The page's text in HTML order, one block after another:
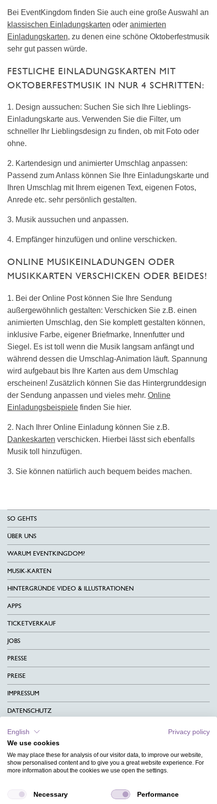
Bei EventKingdom finden Sie auch eine große Auswahl an
klassischen Einladungskarten oder animierten
Einladungskarten, zu denen eine schöne Oktoberfestmusik
sehr gut passen würde.
FESTLICHE EINLADUNGSKARTEN MIT
OKTOBERFESTMUSIK IN NUR 4 SCHRITTEN:
1. Design aussuchen: Suchen Sie sich Ihre Lieblings-
Einladungskarte aus. Verwenden Sie die Filter, um
schneller Ihr Lieblingsdesign zu finden, ob mit Foto oder
ohne.
2. Kartendesign und animierter Umschlag anpassen:
Passend zum Anlass können Sie Ihre Einladungskarte und
Ihren Umschlag mit Ihrem eigenen Text, eigenen Fotos,
Anrede etc. sehr persönlich gestalten.
3. Musik aussuchen und anpassen.
4. Empfänger hinzufügen und online verschicken.
ONLINE MUSIKEINLADUNGEN ODER
MUSIKKARTEN VERSCHICKEN ODER BEIDES!
1. Bei der Online Post können Sie Ihre Sendung
außergewöhnlich gestalten: Verschicken Sie z.B. einen
animierten Umschlag, den Sie komplett gestalten können,
inklusive Farbe, eigener Briefmarke, Innenfutter und
Siegel. Es ist toll wenn die Musik langsam anfängt und
während dessen die Umschlag-Animation läuft. Spannung
wird aufgebaut bis Ihre Karten aus dem Umschlag
erscheinen! Zusätzlich können Sie das Hintergrunddesign
der Sendung anpassen und vieles mehr. Online
Einladungsbeispiele finden Sie hier.
2. Nach Ihrer Online Einladung können Sie z.B.
Dankeskarten verschicken. Hierbei lässt sich ebenfalls
Musik toll hinzufügen.
3. Sie können natürlich auch bequem beides machen.
SO GEHTS
ÜBER UNS
WARUM EVENTKINGDOM?
MUSIK-KARTEN
HINTERGRÜNDE VIDEO & ILLUSTRATIONEN
APPS
TICKETVERKAUF
JOBS
PRESSE
PREISE
IMPRESSUM
DATENSCHUTZ
KONTAKT
AGB
CHARITY
MAGAZIN
English
Privacy policy
We use cookies
We may place these for analysis of our visitor data, to improve our website,
show personalised content and to give you a great website experience. For
more information about the cookies we use open the settings.
Necessary Performance